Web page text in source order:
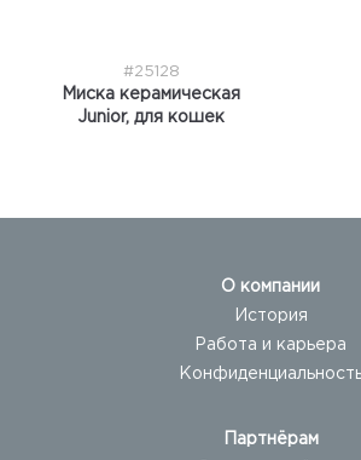
#25128
Миска керамическая
Junior, для кошек
О компании
История
Работа и карьера
Партнёрам